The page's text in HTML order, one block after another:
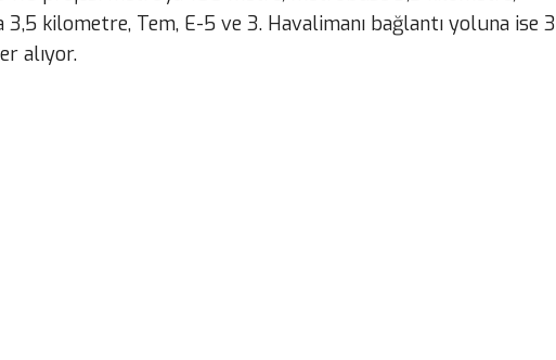
3,5 kilometre, Tem, E-5 ve 3. Havalimanı bağlantı yoluna ise 3
alıyor.